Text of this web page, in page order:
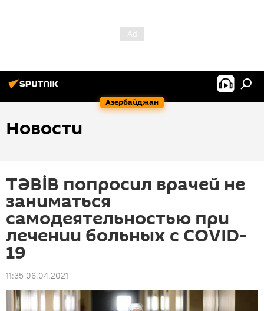
Азербайджан
Новости
TƏBİB попросил врачей не
заниматься
самодеятельностью при
лечении больных с COVID-
19
11:35 06.04.2021